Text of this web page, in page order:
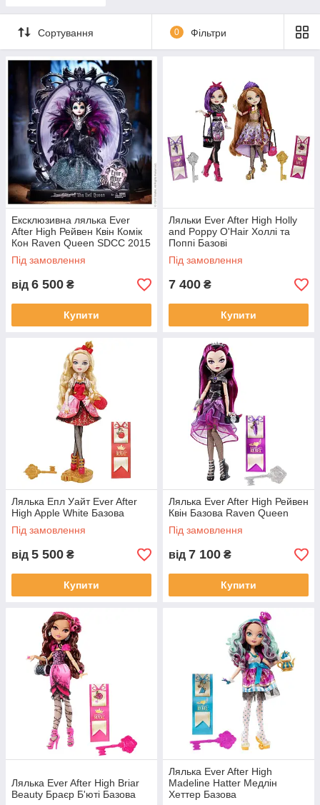
Сортування 0 Фільтри
Ексклюзивна лялька Ever
After High Рейвен Квін Комік
Кон Raven Queen SDCC 2015
EXCLUSIVE
Під замовлення
від 6 500 ₴
Купити
Ляльки Ever After High Holly
and Poppy O'Hair Холлі та
Поппі Базові
Під замовлення
7 400 ₴
Купити
Лялька Епл Уайт Ever After
High Apple White Базова
Під замовлення
від 5 500 ₴
Купити
Лялька Ever After High Рейвен
Квін Базова Raven Queen
Під замовлення
від 7 100 ₴
Купити
Лялька Ever After High Briar
Beauty Браєр Б'юті Базова
Лялька Ever After High
Madeline Hatter Медлін
Хеттер Базова